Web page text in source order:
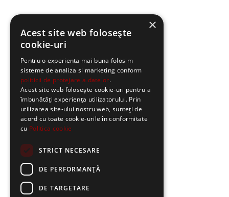
×
Acest site web folosește
cookie-uri
Pentru o experienta mai buna folosim
sisteme de analiza si marketing conform
politicii de protejare a datelor.
Acest site web folosește cookie-uri pentru a
îmbunătăți experiența utilizatorului. Prin
utilizarea site-ului nostru web, sunteți de
acord cu toate cookie-urile în conformitate
cu Politica cookie
STRICT NECESARE
DE PERFORMANȚĂ
DE TARGETARE